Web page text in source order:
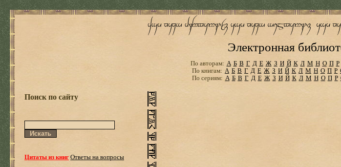
Электронная
По авторам: А Б В Г Д Е Ж З И Й К Л М Н О П Р
По книгам: А Б В Г Д Е Ж З И Й К Л М Н О П Р
По сериям: А Б В Г Д Е Ж З И Й К Л М Н О П Р
Поиск по сайту
Цитаты из книгОтветы на вопросы